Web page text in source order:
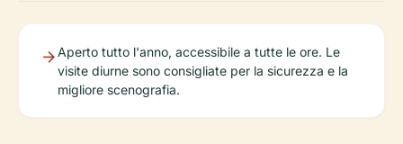
Aperto tutto l'anno, accessibile a tutte le ore. Le
visite diurne sono consigliate per la sicurezza e la
migliore scenografia.